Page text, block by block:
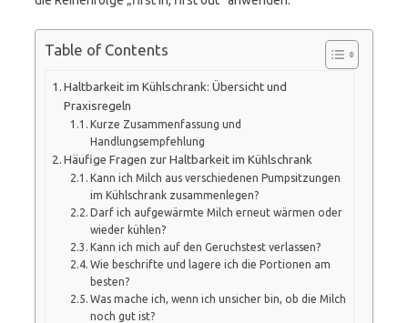
Table of Contents
Haltbarkeit im Kühlschrank: Übersicht und
Praxisregeln
Kurze Zusammenfassung und
Handlungsempfehlung
Häufige Fragen zur Haltbarkeit im Kühlschrank
Kann ich Milch aus verschiedenen Pumpsitzungen
im Kühlschrank zusammenlegen?
Darf ich aufgewärmte Milch erneut wärmen oder
wieder kühlen?
Kann ich mich auf den Geruchstest verlassen?
Wie beschrifte und lagere ich die Portionen am
besten?
Was mache ich, wenn ich unsicher bin, ob die Milch
noch gut ist?